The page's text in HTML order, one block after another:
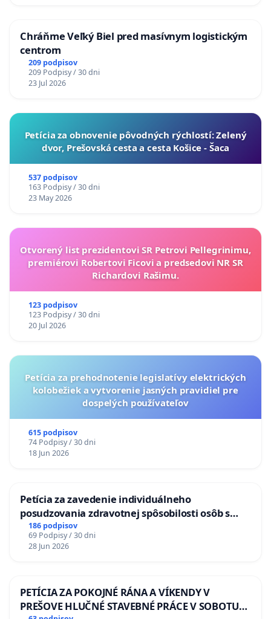
Chráňme Veľký Biel pred masívnym logistickým
centrom
209 podpisov
209 Podpisy / 30 dni
23 Jul 2026
​Petícia za obnovenie pôvodných rýchlostí: Zelený
dvor, Prešovská cesta a cesta Košice - Šaca
537 podpisov
163 Podpisy / 30 dni
23 May 2026
Otvorený list prezidentovi SR Petrovi Pellegrinimu,
premiérovi Robertovi Ficovi a predsedovi NR SR
Richardovi Rašimu.
123 podpisov
123 Podpisy / 30 dni
20 Jul 2026
Petícia za prehodnotenie legislatívy elektrických
kolobežiek a vytvorenie jasných pravidiel pre
dospelých používateľov
615 podpisov
74 Podpisy / 30 dni
18 Jun 2026
Petícia za zavedenie individuálneho
posudzovania zdravotnej spôsobilosti osôb s
diabetom 1. a 2. typu pri prijímaní do
Policajného zboru SR
186 podpisov
69 Podpisy / 30 dni
28 Jun 2026
PETÍCIA ZA POKOJNÉ RÁNA A VÍKENDY V
PREŠOVE HLUČNÉ STAVEBNÉ PRÁCE V SOBOTU